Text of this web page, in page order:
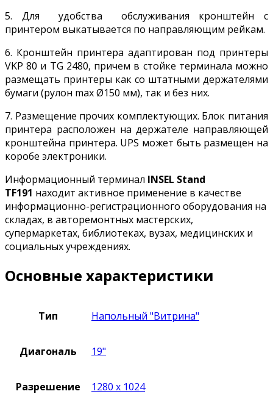
5. Для удобства обслуживания кронштейн с
принтером выкатывается по направляющим рейкам.
6. Кронштейн принтера адаптирован под принтеры
VKP 80 и TG 2480, причем в стойке терминала можно
размещать принтеры как со штатными держателями
бумаги (рулон max Ø150 мм), так и без них.
7. Размещение прочих комплектующих. Блок питания
принтера расположен на держателе направляющей
кронштейна принтера. UPS может быть размещен на
коробе электроники.
Информационный терминал INSEL Stand
TF191 находит активное применение в качестве
информационно-регистрационного оборудования на
складах, в авторемонтных мастерских,
супермаркетах, библиотеках, вузах, медицинских и
социальных учреждениях.
Основные характеристики
Тип Напольный "Витрина"
Диагональ 19"
Разрешение 1280 x 1024